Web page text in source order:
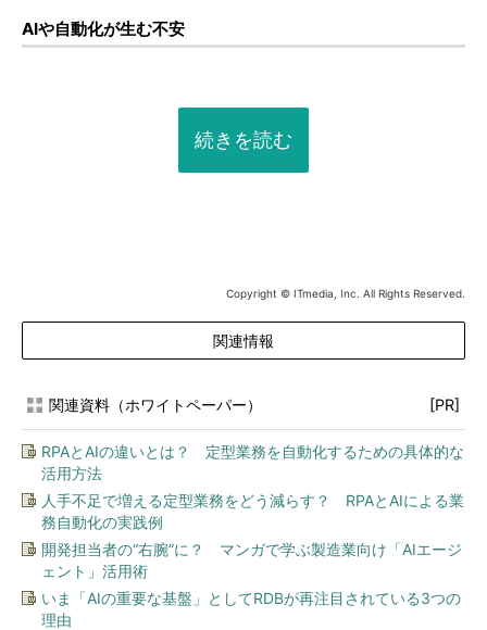
AIや自動化が生む不安
続きを読む
Copyright © ITmedia, Inc. All Rights Reserved.
関連情報
関連資料（ホワイトペーパー） [PR]
RPAとAIの違いとは？ 定型業務を自動化するための具体的な
活用方法
人手不足で増える定型業務をどう減らす？ RPAとAIによる業
務自動化の実践例
開発担当者の“右腕”に？ マンガで学ぶ製造業向け「AIエージ
ェント」活用術
いま「AIの重要な基盤」としてRDBが再注目されている3つの
理由